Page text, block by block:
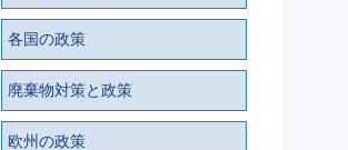
各国の政策
廃棄物対策と政策
欧州の政策